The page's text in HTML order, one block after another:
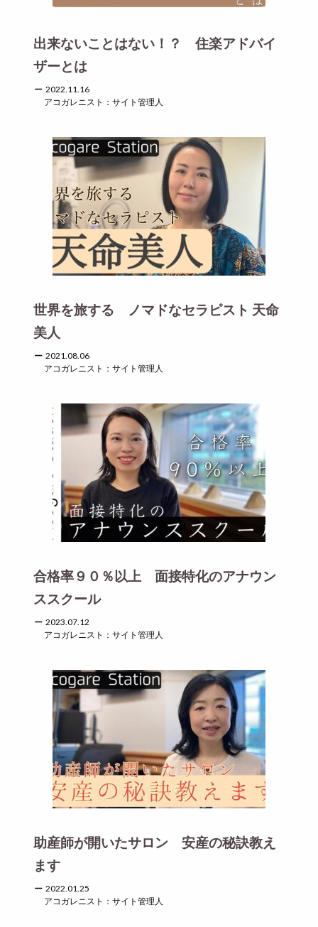
出来ないことはない！？ 住楽アドバイ
ザーとは
2022.11.16
アコガレニスト：サイト管理人
世界を旅する ノマドなセラピスト 天命
美人
2021.08.06
アコガレニスト：サイト管理人
合格率９０％以上 面接特化のアナウン
ススクール
2023.07.12
アコガレニスト：サイト管理人
助産師が開いたサロン 安産の秘訣教え
ます
2022.01.25
アコガレニスト：サイト管理人